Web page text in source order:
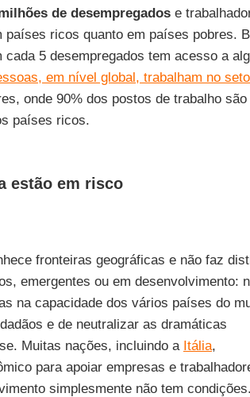
de desempregadose
ricos quanto em países pobres.
5 desempregados tem acesso a
em nível global, trabalham no
onde 90% dos postos de trabalho são
países ricos.
estão em risco
fronteiras geográficas e não faz
emergentes ou em desenvolvimento:
na capacidade dos vários países do
e de neutralizar as dramáticas
Muitas nações, incluindo a Itália,
para apoiar empresas e
simplesmente não tem